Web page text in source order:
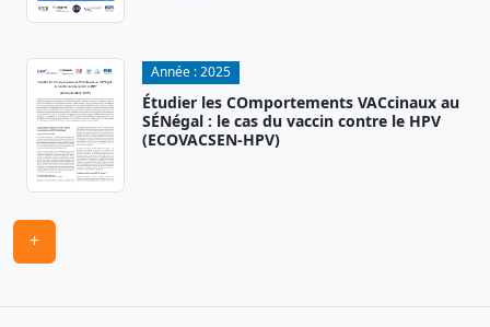
Année :2025
Étudier les COmportements VACcinaux au
SÉNégal : le cas du vaccin contre le HPV
(ECOVACSEN-HPV)
+